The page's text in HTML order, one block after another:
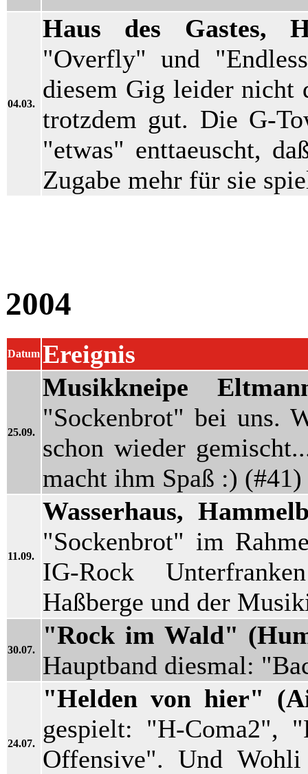
04.03.
Haus des Gastes,
"Overfly" und
diesem Gig leider nicht
trotzdem gut. Die G-
"etwas" enttaeuscht,
Zugabe mehr für sie
2004
Datum Ereignis
25.09.
Musikkneipe
"Sockenbrot" bei uns.
schon wieder
macht ihm Spaß :) (#41)
11.09.
Wasserhaus,
"Sockenbrot" im
IG-Rock
Haßberge und der
30.07.
"Rock im Wald"
Hauptband diesmal:
24.07.
"Helden von hier"
gespielt: "H-Coma2",
Offensive". Und